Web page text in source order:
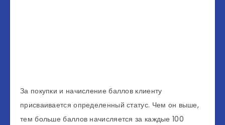
За покупки и начисление баллов клиенту
присваивается определенный статус. Чем он выше,
тем больше баллов начисляется за каждые 100